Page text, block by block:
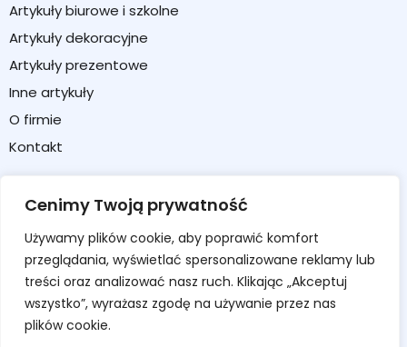
Cenimy Twoją prywatność
Używamy plików cookie, aby poprawić komfort
przeglądania, wyświetlać spersonalizowane reklamy lub
treści oraz analizować nasz ruch. Klikając „Akceptuj
wszystko”, wyrażasz zgodę na używanie przez nas
plików cookie.
Artykuły biurowe i szkolne
Artykuły dekoracyjne
Artykuły prezentowe
Inne artykuły
O firmie
Kontakt
Koszyk
Formularz zwrotu / reklamacji
Regulamin sklepu
Polityka prywatności